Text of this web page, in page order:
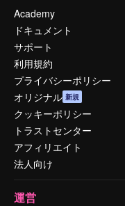
Academy
ドキュメント
サポート
利用規約
プライバシーポリシー
オリジナル 新規
クッキーポリシー
トラストセンター
アフィリエイト
法人向け
運営